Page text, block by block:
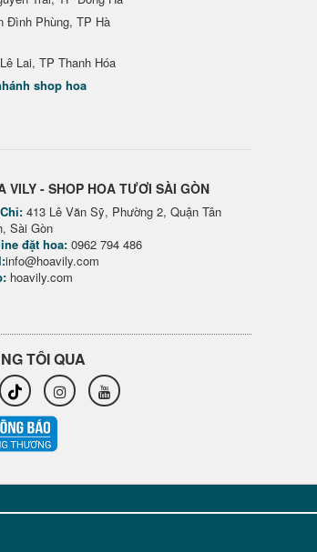
Đình Phùng, TP Hà
Lai, TP Thanh Hóa
shop hoa
VILY - SHOP HOA TƯƠI SÀI GÒN
413 Lê Văn Sỹ, Phường 2, Quận Tân
Sài Gòn
đặt hoa: 0962 794 486
info@hoavily.com
hoavily.com
TÔI QUA